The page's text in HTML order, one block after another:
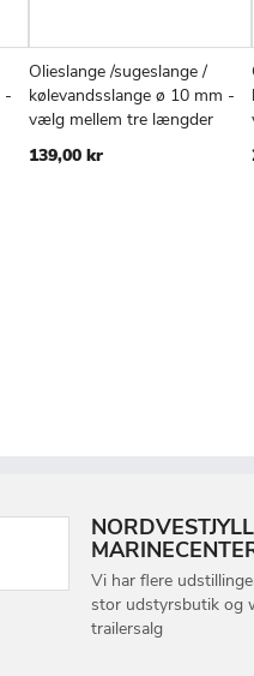
SAMMENLIGN
- Læg i kurv
TILFØJ
TIL
ØNSKE
Olieslange /sugeslange /
kølevandsslange ø 10 mm -
vælg mellem tre længder
139,00 kr
Vi har flere
stor udstyrsbutik og
trailersalg